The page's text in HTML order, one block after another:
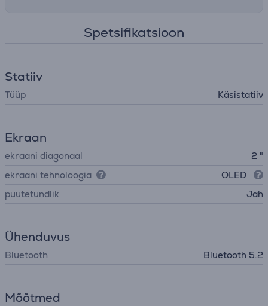
Spetsifikatsioon
Statiiv
Tüüp Käsistatiiv
Ekraan
ekraani diagonaal
2 "
ekraani tehnoloogia
OLED
puutetundlik
Jah
Ühenduvus
Bluetooth Bluetooth 5.2
Mõõtmed